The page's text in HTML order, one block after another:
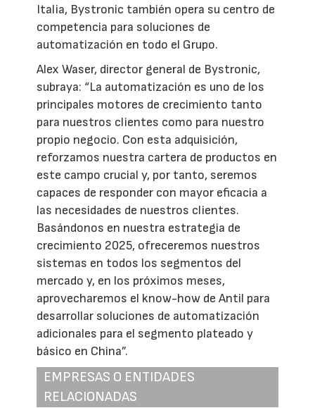
Italia, Bystronic también opera su centro de
competencia para soluciones de
automatización en todo el Grupo.
Alex Waser, director general de Bystronic,
subraya: “La automatización es uno de los
principales motores de crecimiento tanto
para nuestros clientes como para nuestro
propio negocio. Con esta adquisición,
reforzamos nuestra cartera de productos en
este campo crucial y, por tanto, seremos
capaces de responder con mayor eficacia a
las necesidades de nuestros clientes.
Basándonos en nuestra estrategia de
crecimiento 2025, ofreceremos nuestros
sistemas en todos los segmentos del
mercado y, en los próximos meses,
aprovecharemos el know-how de Antil para
desarrollar soluciones de automatización
adicionales para el segmento plateado y
básico en China”.
EMPRESAS O ENTIDADES
RELACIONADAS